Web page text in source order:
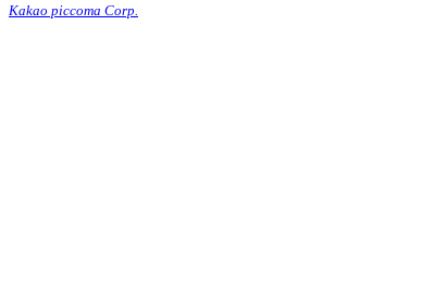
Kakao piccoma Corp.